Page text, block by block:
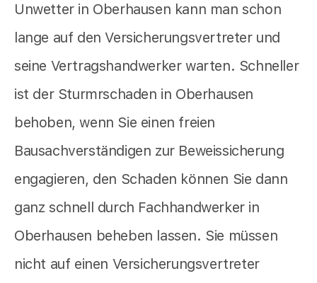
Unwetter in Oberhausen kann man schon
lange auf den Versicherungsvertreter und
seine Vertragshandwerker warten. Schneller
ist der Sturmrschaden in Oberhausen
behoben, wenn Sie einen freien
Bausachverständigen zur Beweissicherung
engagieren, den Schaden können Sie dann
ganz schnell durch Fachhandwerker in
Oberhausen beheben lassen. Sie müssen
nicht auf einen Versicherungsvertreter